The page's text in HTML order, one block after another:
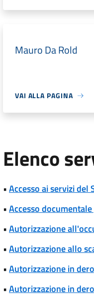
Mauro Da Rold
VAI ALLA PAGINA
Elenco
•Accesso ai servizi del
•Accesso
•Autorizzazione
•Autorizzazione allo
•Autorizzazione in
•Autorizzazione in